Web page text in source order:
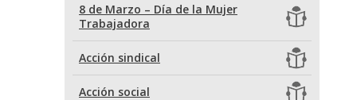
8 de Marzo – Día de la Mujer
Trabajadora
Acción sindical
Acción social